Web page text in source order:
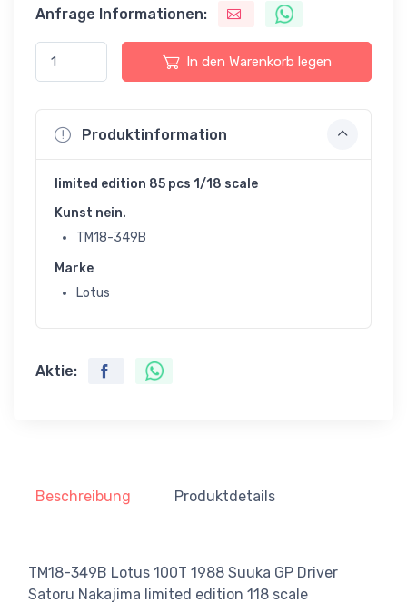
Anfrage Informationen:
In den Warenkorb legen
Produktinformation
limited edition 85 pcs 1/18 scale
Kunst nein.
TM18-349B
Marke
Lotus
Aktie:
Beschreibung Produktdetails
TM18-349B Lotus 100T 1988 Suuka GP Driver
Satoru Nakajima limited edition 118 scale